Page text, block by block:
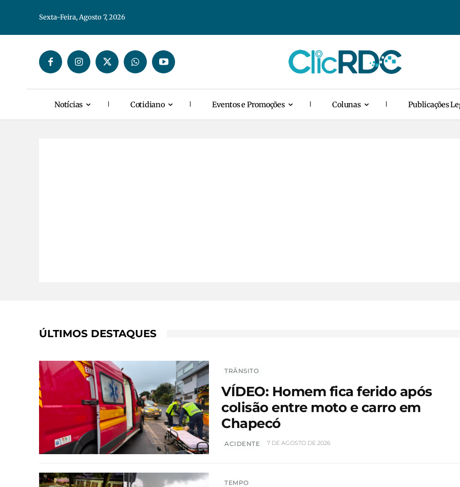
Sexta-Feira, Agosto 7, 2026
Notícias Cotidiano Eventos e Promoções Colunas Publicações
ÚLTIMOS DESTAQUES
TRÂNSITO
VÍDEO: Homem fica ferido após
colisão entre moto e carro em
Chapecó
ACIDENTE 7 DE AGOSTO DE 2026
TEMPO